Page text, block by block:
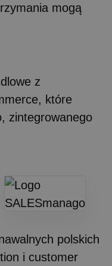
mogą
z
które
zintegrowanego
polskich
i customer